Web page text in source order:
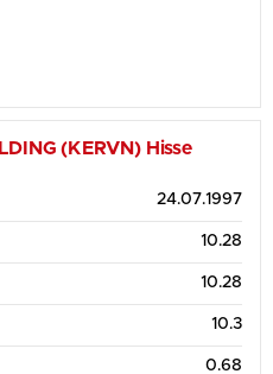
(KERVN) Hisse
24.07.1997
10.28
10.28
10.3
0.68